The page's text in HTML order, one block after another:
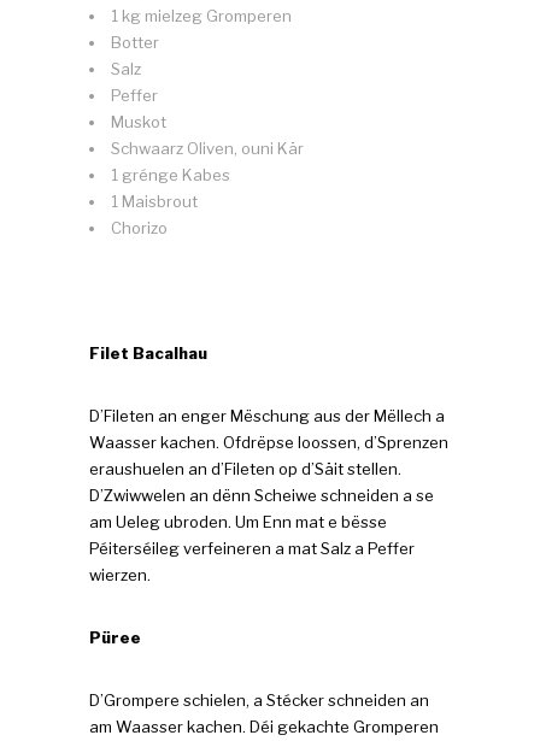
1 kg mielzeg Gromperen
Botter
Salz
Peffer
Muskot
Schwaarz Oliven, ouni Kär
1 grénge Kabes
1 Maisbrout
Chorizo
Filet Bacalhau
D’Fileten an enger Mëschung aus der Mëllech a
Waasser kachen. Ofdrëpse loossen, d’Sprenzen
eraushuelen an d’Fileten op d’Säit stellen.
D’Zwiwwelen an dënn Scheiwe schneiden a se
am Ueleg ubroden. Um Enn mat e bësse
Péiterséileg verfeineren a mat Salz a Peffer
wierzen.
Püree
D’Grompere schielen, a Stécker schneiden an
am Waasser kachen. Déi gekachte Gromperen